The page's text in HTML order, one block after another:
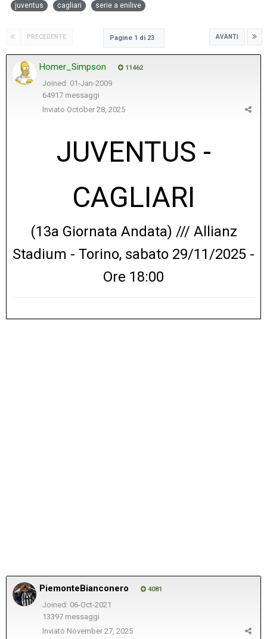
juventus cagliari serie a enilive
PRECEDENTE AVANTI
Pagine 1 di 23
Homer_Simpson 11462
Joined: 01-Jan-2009
64917 messaggi
Inviato October 28, 2025
JUVENTUS -
CAGLIARI
(13a Giornata Andata) /// Allianz
Stadium - Torino, sabato 29/11/2025 -
Ore 18:00
PiemonteBianconero 4081
Joined: 06-Oct-2021
13397 messaggi
Inviato November 27, 2025